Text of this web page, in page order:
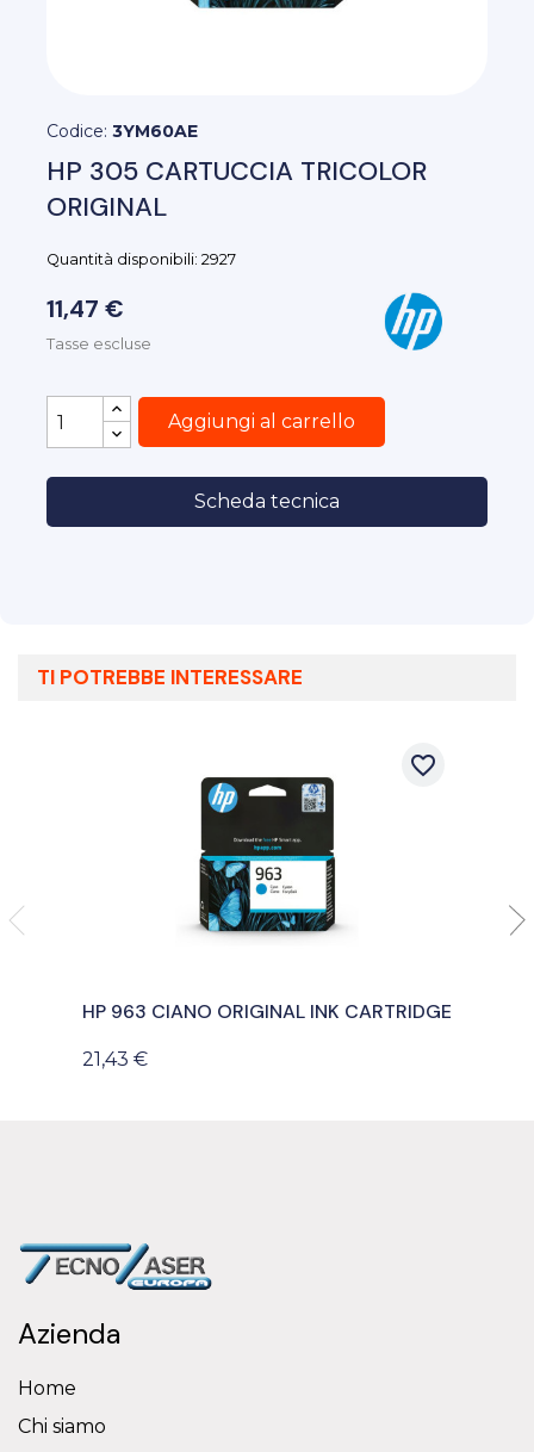
Codice: 3YM60AE
HP 305 CARTUCCIA TRICOLOR
ORIGINAL
Quantità disponibili: 2927
11,47 €
Tasse escluse
Aggiungi al carrello
Scheda tecnica
TI POTREBBE INTERESSARE
favorite_border
HP 963 CIANO ORIGINAL INK CARTRIDGE
21,43 €
Azienda
Home
Chi siamo